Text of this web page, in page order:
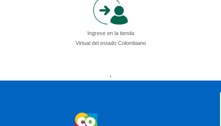
Ingrese en la tienda
Virtual del estado Colombiano
MinRelaciones
.